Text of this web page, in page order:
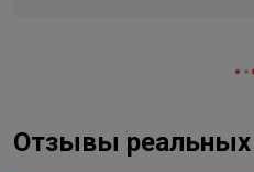
Отзывы реальных